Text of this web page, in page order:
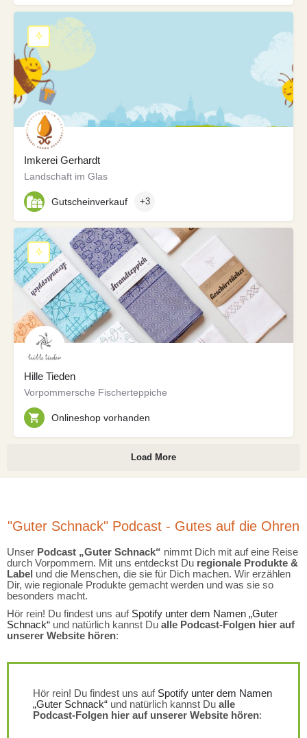
Imkerei Gerhardt
Landschaft im Glas
Gutscheinverkauf +3
Hille Tieden
Vorpommersche Fischerteppiche
Onlineshop vorhanden
Load More
"Guter Schnack" Podcast - Gutes auf die Ohren
Unser Podcast „Guter Schnack“ nimmt Dich mit auf eine Reise
durch Vorpommern. Mit uns entdeckst Du regionale Produkte &
Label und die Menschen, die sie für Dich machen. Wir erzählen
Dir, wie regionale Produkte gemacht werden und was sie so
besonders macht.
Hör rein! Du findest uns auf Spotify unter dem Namen „Guter
Schnack“ und natürlich kannst Du alle Podcast-Folgen hier auf
unserer Website hören:
Hör rein! Du findest uns auf Spotify unter dem Namen
„Guter Schnack“ und natürlich kannst Du alle
Podcast-Folgen hier auf unserer Website hören: